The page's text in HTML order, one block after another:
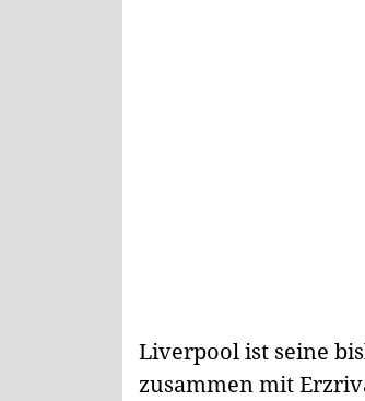
Liverpool ist seine
zusammen mit